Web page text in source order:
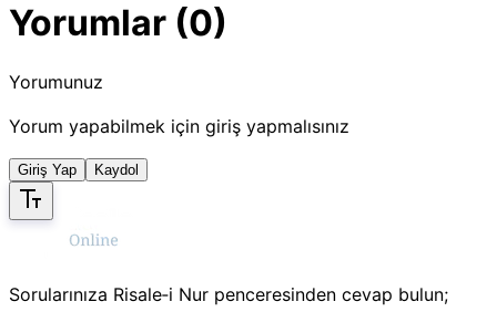
Yorumlar (0)
Yorumunuz
Yorum yapabilmek için giriş yapmalısınız
Giriş Yap Kaydol
Sorularınıza Risale‑i Nur penceresinden cevap bulun;